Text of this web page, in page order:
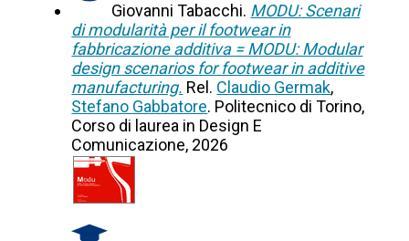
Giovanni Tabacchi. MODU: Scenari
di modularità per il footwear in
fabbricazione additiva = MODU: Modular
design scenarios for footwear in additive
manufacturing. Rel. Claudio Germak,
Stefano Gabbatore. Politecnico di Torino,
Corso di laurea in Design E
Comunicazione, 2026